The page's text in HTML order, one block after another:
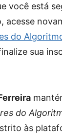
você está
acesse
do
sua
do
às